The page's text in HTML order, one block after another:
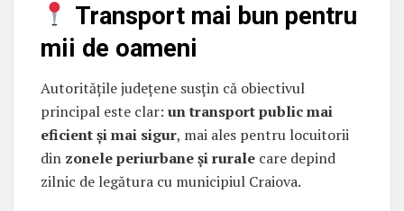
Transport mai bun pentru
mii de oameni
Autoritățile județene susțin că obiectivul
principal este clar: un transport public mai
eficient și mai sigur, mai ales pentru locuitorii
din zonele periurbane și rurale care depind
zilnic de legătura cu municipiul Craiova.